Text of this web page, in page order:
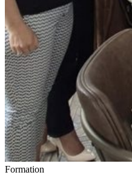
Formation